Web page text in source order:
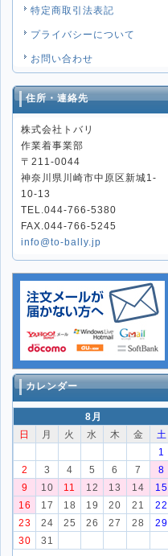
特定商取引法表記
プライバシーについて
お問い合わせ
住所・連絡先
株式会社トバリ
作業着事業部
〒211-0044
神奈川県川崎市中原区新城1-
10-13
TEL.044-766-5380
FAX.044-766-5245
info@to-bally.jp
カレンダー
8月
日
月 火 水 木 金
土
1
2
3 4 5 6 7
8
9
10 11 12 13 14
15
16
17 18 19 20 21
22
23
24 25 26 27 28
29
30
31